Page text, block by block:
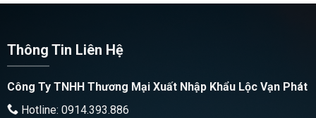
Thông Tin Liên Hệ
Công Ty TNHH Thương Mại Xuất Nhập Khẩu Lộc Vạn Phát
Hotline: 0914.393.886